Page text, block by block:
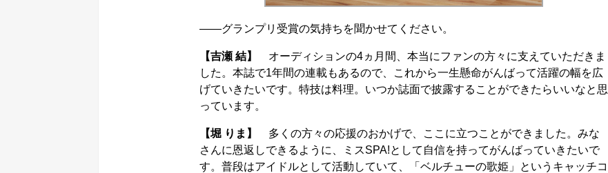
――グランプリ受賞の気持ちを聞かせてください。
【吉瀬 結】
オーディションの4ヵ月間、本当にファンの方々に支えていただきま
した。本誌で1年間の連載もあるので、これから一生懸命がんばって活躍の幅を広
げていきたいです。特技は料理。いつか誌面で披露することができたらいいなと思
っています。
【堀 りま】
多くの方々の応援のおかげで、ここに立つことができました。みな
さんに恩返しできるように、ミスSPA!として自信を持ってがんばっていきたいで
す。普段はアイドルとして活動していて、「ベルチューの歌姫」というキャッチコ